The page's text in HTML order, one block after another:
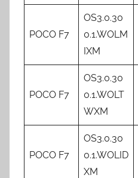
POCO F7
OS3.0.30
0.1.WOLM
IXM
POCO F7
OS3.0.30
0.1.WOLT
WXM
POCO F7
OS3.0.30
0.1.WOLID
XM